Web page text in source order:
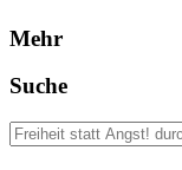
Mehr
Suche